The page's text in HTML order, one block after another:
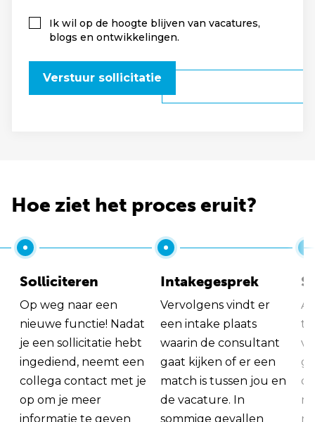
Ik wil op de hoogte blijven van vacatures,
blogs en ontwikkelingen.
Verstuur sollicitatie
Hoe ziet het proces eruit?
Solliciteren
Op weg naar een
nieuwe functie! Nadat
je een sollicitatie hebt
ingediend, neemt een
collega contact met je
op om je meer
informatie te geven
Intakegesprek
Vervolgens vindt er
een intake plaats
waarin de consultant
gaat kijken of er een
match is tussen jou en
de vacature. In
sommige gevallen